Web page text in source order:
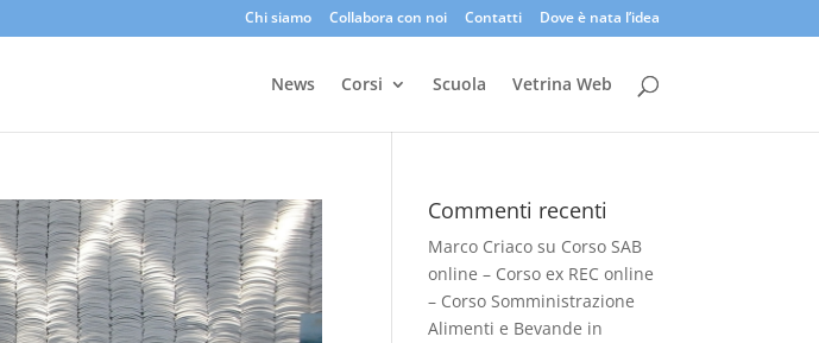
Chi siamo Collabora con noi Contatti Dove è nata l’idea
News Corsi Scuola Vetrina Web
Commenti recenti
Marco Criaco su Corso SAB
online – Corso ex REC online
– Corso Somministrazione
Alimenti e Bevande in